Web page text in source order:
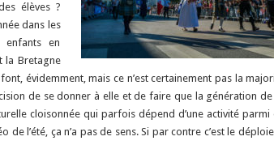
élèves ?
dans les
enfants en
la Bretagne
évidemment, mais ce n’est certainement pas la
de se donner à elle et de faire que la génération
cloisonnée qui parfois dépend d’une activité parmi
l’été, ça n’a pas de sens. Si par contre c’est le